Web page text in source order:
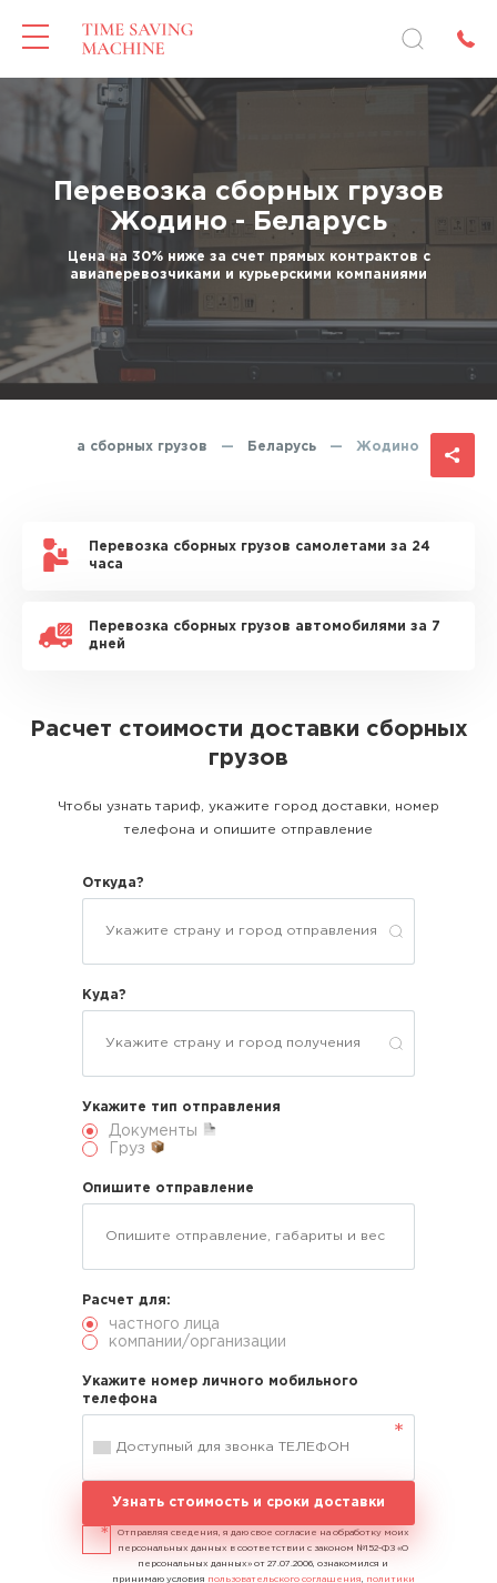
Перевозка сборных грузов
Жодино - Беларусь
Цена на 30% ниже за счет прямых контрактов с
авиаперевозчиками и курьерскими компаниями
Перевозка сборных грузов — Беларусь — Жодино
Перевозка сборных грузов самолетами за 24
часа
Перевозка сборных грузов автомобилями за 7
дней
Расчет стоимости доставки сборных
грузов
Чтобы узнать тариф, укажите город доставки, номер
телефона и опишите отправление
Откуда?
Куда?
Укажите тип отправления
Документы
Груз
Опишите отправление
Расчет для:
частного лица
компании/организации
Укажите номер личного мобильного
телефона
Узнать стоимость и сроки доставки
Отправляя сведения, я даю свое согласие на обработку моих
персональных данных в соответствии с законом №152-ФЗ «О
персональных данных» от 27.07.2006, ознакомился и
принимаю условия пользовательского соглашения
политики